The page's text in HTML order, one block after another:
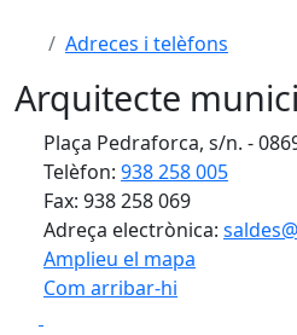
Adreces i telèfons
Arquitecte
Plaça Pedraforca, s/n. -
Telèfon: 938 258 005
Fax: 938 258 069
Adreça electrònica:
Amplieu el mapa
Com arribar-hi